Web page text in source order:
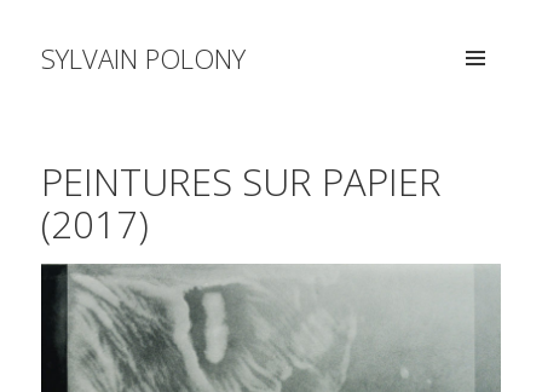
SYLVAIN POLONY
PEINTURES SUR PAPIER
(2017)